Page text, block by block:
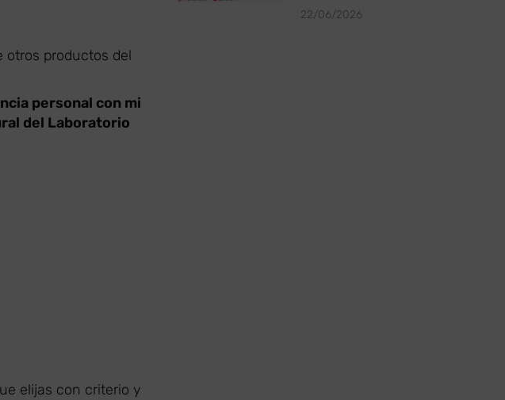
otros productos del
personal con mi
del Laboratorio
elijas con criterio y
22/06/2026